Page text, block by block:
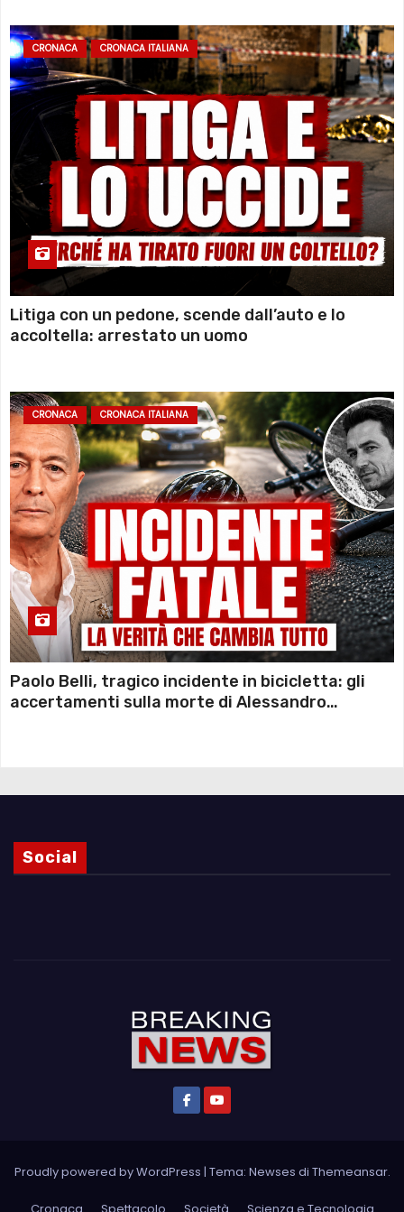
CRONACA CRONACA ITALIANA
Litiga con un pedone, scende dall’auto e lo
accoltella: arrestato un uomo
CRONACA CRONACA ITALIANA
Paolo Belli, tragico incidente in bicicletta: gli
accertamenti sulla morte di Alessandro
Social
Proudly powered by WordPress | Tema: Newses di Themeansar.